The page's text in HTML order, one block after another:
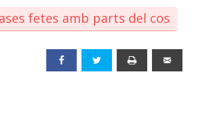
fetes amb parts del cos
Facebook Twitter